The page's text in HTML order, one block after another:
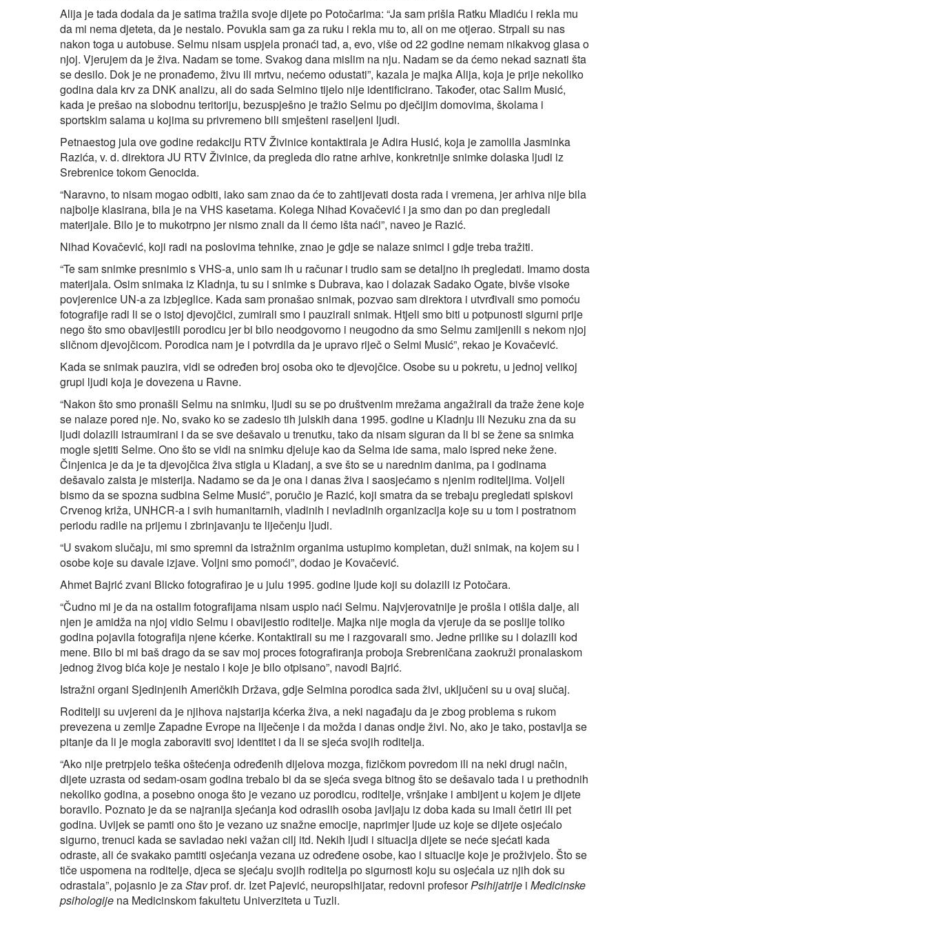
Alija je tada dodala da je satima tražila svoje dijete po Potočarima: “Ja sam prišla Ratku Mladiću i rekla mu
da mi nema djeteta, da je nestalo. Povukla sam ga za ruku i rekla mu to, ali on me otjerao. Strpali su nas
nakon toga u autobuse. Selmu nisam uspjela pronaći tad, a, evo, više od 22 godine nemam nikakvog glasa o
njoj. Vjerujem da je živa. Nadam se tome. Svakog dana mislim na nju. Nadam se da ćemo nekad saznati šta
se desilo. Dok je ne pronađemo, živu ili mrtvu, nećemo odustati”, kazala je majka Alija, koja je prije nekoliko
godina dala krv za DNK analizu, ali do sada Selmino tijelo nije identificirano. Također, otac Salim Musić,
kada je prešao na slobodnu teritoriju, bezuspješno je tražio Selmu po dječijim domovima, školama i
sportskim salama u kojima su privremeno bili smješteni raseljeni ljudi.
Petnaestog jula ove godine redakciju RTV Živinice kontaktirala je Adira Husić, koja je zamolila Jasminka
Razića, v. d. direktora JU RTV Živinice, da pregleda dio ratne arhive, konkretnije snimke dolaska ljudi iz
Srebrenice tokom Genocida.
“Naravno, to nisam mogao odbiti, iako sam znao da će to zahtijevati dosta rada i vremena, jer arhiva nije bila
najbolje klasirana, bila je na VHS kasetama. Kolega Nihad Kovačević i ja smo dan po dan pregledali
materijale. Bilo je to mukotrpno jer nismo znali da li ćemo išta naći”, naveo je Razić.
Nihad Kovačević, koji radi na poslovima tehnike, znao je gdje se nalaze snimci i gdje treba tražiti.
“Te sam snimke presnimio s VHS-a, unio sam ih u računar i trudio sam se detaljno ih pregledati. Imamo dosta
materijala. Osim snimaka iz Kladnja, tu su i snimke s Dubrava, kao i dolazak Sadako Ogate, bivše visoke
povjerenice UN-a za izbjeglice. Kada sam pronašao snimak, pozvao sam direktora i utvrđivali smo pomoću
fotografije radi li se o istoj djevojčici, zumirali smo i pauzirali snimak. Htjeli smo biti u potpunosti sigurni prije
nego što smo obavijestili porodicu jer bi bilo neodgovorno i neugodno da smo Selmu zamijenili s nekom njoj
sličnom djevojčicom. Porodica nam je i potvrdila da je upravo riječ o Selmi Musić”, rekao je Kovačević.
Kada se snimak pauzira, vidi se određen broj osoba oko te djevojčice. Osobe su u pokretu, u jednoj velikoj
grupi ljudi koja je dovezena u Ravne.
“Nakon što smo pronašli Selmu na snimku, ljudi su se po društvenim mrežama angažirali da traže žene koje
se nalaze pored nje. No, svako ko se zadesio tih julskih dana 1995. godine u Kladnju ili Nezuku zna da su
ljudi dolazili istraumirani i da se sve dešavalo u trenutku, tako da nisam siguran da li bi se žene sa snimka
mogle sjetiti Selme. Ono što se vidi na snimku djeluje kao da Selma ide sama, malo ispred neke žene.
Činjenica je da je ta djevojčica živa stigla u Kladanj, a sve što se u narednim danima, pa i godinama
dešavalo zaista je misterija. Nadamo se da je ona i danas živa i saosjećamo s njenim roditeljima. Voljeli
bismo da se spozna sudbina Selme Musić”, poručio je Razić, koji smatra da se trebaju pregledati spiskovi
Crvenog križa, UNHCR-a i svih humanitarnih, vladinih i nevladinih organizacija koje su u tom i postratnom
periodu radile na prijemu i zbrinjavanju te liječenju ljudi.
“U svakom slučaju, mi smo spremni da istražnim organima ustupimo kompletan, duži snimak, na kojem su i
osobe koje su davale izjave. Voljni smo pomoći”, dodao je Kovačević.
Ahmet Bajrić zvani Blicko fotografirao je u julu 1995. godine ljude koji su dolazili iz Potočara.
“Čudno mi je da na ostalim fotografijama nisam uspio naći Selmu. Najvjerovatnije je prošla i otišla dalje, ali
njen je amidža na njoj vidio Selmu i obavijestio roditelje. Majka nije mogla da vjeruje da se poslije toliko
godina pojavila fotografija njene kćerke. Kontaktirali su me i razgovarali smo. Jedne prilike su i dolazili kod
mene. Bilo bi mi baš drago da se sav moj proces fotografiranja proboja Srebreničana zaokruži pronalaskom
jednog živog bića koje je nestalo i koje je bilo otpisano”, navodi Bajrić.
Istražni organi Sjedinjenih Američkih Država, gdje Selmina porodica sada živi, uključeni su u ovaj slučaj.
Roditelji su uvjereni da je njihova najstarija kćerka živa, a neki nagađaju da je zbog problema s rukom
prevezena u zemlje Zapadne Evrope na liječenje i da možda i danas ondje živi. No, ako je tako, postavlja se
pitanje da li je mogla zaboraviti svoj identitet i da li se sjeća svojih roditelja.
“Ako nije pretrpjelo teška oštećenja određenih dijelova mozga, fizičkom povredom ili na neki drugi način,
dijete uzrasta od sedam-osam godina trebalo bi da se sjeća svega bitnog što se dešavalo tada i u prethodnih
nekoliko godina, a posebno onoga što je vezano uz porodicu, roditelje, vršnjake i ambijent u kojem je dijete
boravilo. Poznato je da se najranija sjećanja kod odraslih osoba javljaju iz doba kada su imali četiri ili pet
godina. Uvijek se pamti ono što je vezano uz snažne emocije, naprimjer ljude uz koje se dijete osjećalo
sigurno, trenuci kada se savladao neki važan cilj itd. Nekih ljudi i situacija dijete se neće sjećati kada
odraste, ali će svakako pamtiti osjećanja vezana uz određene osobe, kao i situacije koje je proživjelo. Što se
tiče uspomena na roditelje, djeca se sjećaju svojih roditelja po sigurnosti koju su osjećala uz njih dok su
odrastala”, pojasnio je zaStavprof. dr. Izet Pajević, neuropsihijatar, redovni profesorPsihijatrije i Medicinske
psihologije na Medicinskom fakultetu Univerziteta u Tuzli.